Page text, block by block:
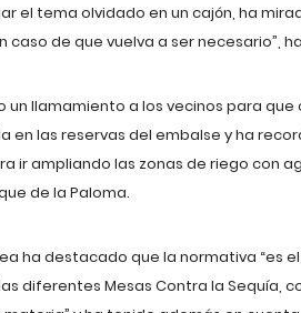
el tema olvidado en un cajón, ha
caso de que vuelva a ser necesario”,
un llamamiento a los vecinos para
en las reservas del embalse y ha
ir ampliando las zonas de riego con
de la Paloma.
ha destacado que la normativa “es
diferentes Mesas Contra la Sequía,